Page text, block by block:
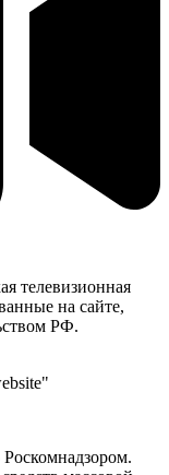
телевизионная
на сайте,
РФ.
Роскомнадзором.